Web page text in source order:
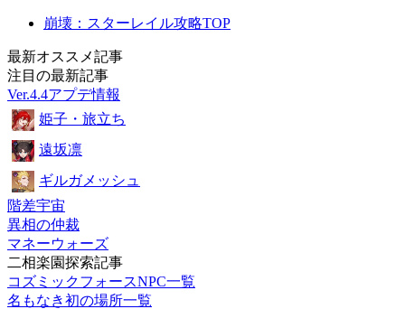
崩壊：スターレイル攻略TOP
最新オススメ記事
注目の最新記事
Ver.4.4アプデ情報
姫子・旅立ち
遠坂凛
ギルガメッシュ
階差宇宙
異相の仲裁
マネーウォーズ
二相楽園探索記事
コズミックフォースNPC一覧
名もなき初の場所一覧